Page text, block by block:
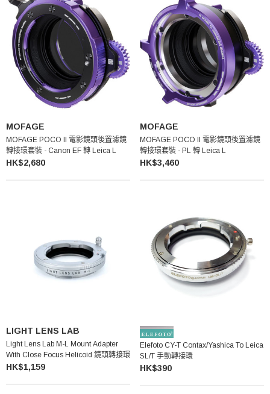
MOFAGE
MOFAGE POCO II 電影鏡頭後置濾鏡
轉接環套裝 - Canon EF 轉 Leica L
HK$2,680
MOFAGE
MOFAGE POCO II 電影鏡頭後置濾鏡
轉接環套裝 - PL 轉 Leica L
HK$3,460
LIGHT LENS LAB
Light Lens Lab M-L Mount Adapter
With Close Focus Helicoid 鏡頭轉接環
HK$1,159
Elefoto CY-T Contax/Yashica To Leica
SL/T 手動轉接環
HK$390